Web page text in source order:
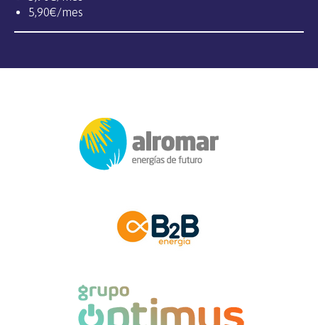
5,90€/mes